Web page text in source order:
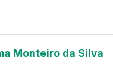
Monteiro da Silva